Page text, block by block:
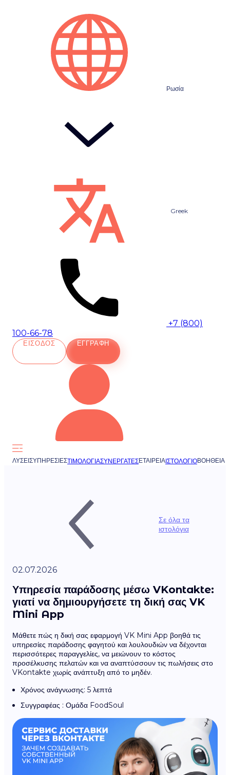
Ρωσία
Greek
+7 (800)
100-66-78
ΕΊΣΟΔΟΣ ΕΓΓΡΑΦΉ
ΛΎΣΕΙΣΥΠΗΡΕΣΊΕΣΤΙΜΟΛΌΓΙΑΣΥΝΕΡΓΆΤΕΣΕΤΑΙΡΕΊΑΙΣΤΟΛΌΓΙΟΒΟΉΘΕΙΑ
Σε όλα τα
ιστολόγια
02.07.2026
Υπηρεσία παράδοσης μέσω VKontakte:
γιατί να δημιουργήσετε τη δική σας VK
Mini App
Μάθετε πώς η δική σας εφαρμογή VK Mini App βοηθά τις
υπηρεσίες παράδοσης φαγητού και λουλουδιών να δέχονται
περισσότερες παραγγελίες, να μειώνουν το κόστος
προσέλκυσης πελατών και να αναπτύσσουν τις πωλήσεις στο
VKontakte χωρίς ανάπτυξη από το μηδέν.
Χρόνος ανάγνωσης: 5 λεπτά
Συγγραφέας : Ομάδα FoodSoul